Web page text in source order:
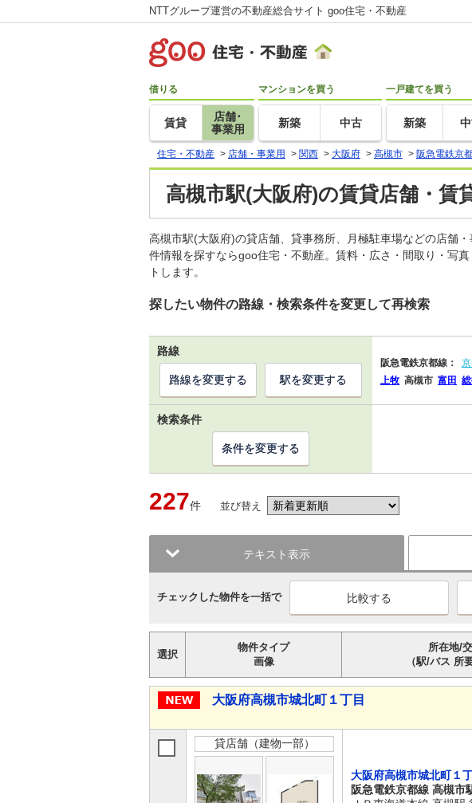
NTTグループ運営の不動産総合サイト goo住宅・不動産
借りる
賃貸
店舗･
事業用
マンションを買う
新築 中古
一戸建てを買う
新築
住宅・不動産 > 店舗・事業用 > 関西 > 大阪府 > 高槻市 > 阪急電鉄京
高槻市駅(大阪府)の賃貸店舗・賃
高槻市駅(大阪府)の貸店舗、貸事務所、月極駐車場などの店舗
件情報を探すならgoo住宅・不動産。賃料・広さ・間取り・写
トします。
探したい物件の路線・検索条件を変更して再検索
路線
阪急電鉄京都線：
上牧 高槻市 富田
路線を変更する 駅を変更する
検索条件
条件を変更する
227件 並び替え
テキスト表示
チェックした物件を一括で
選択
物件タイプ
画像
所在地/
（駅/バス 所
大阪府高槻市城北町１丁目
貸店舗（建物一部）
大阪府高槻市城北町１
阪急電鉄京都線 高槻市